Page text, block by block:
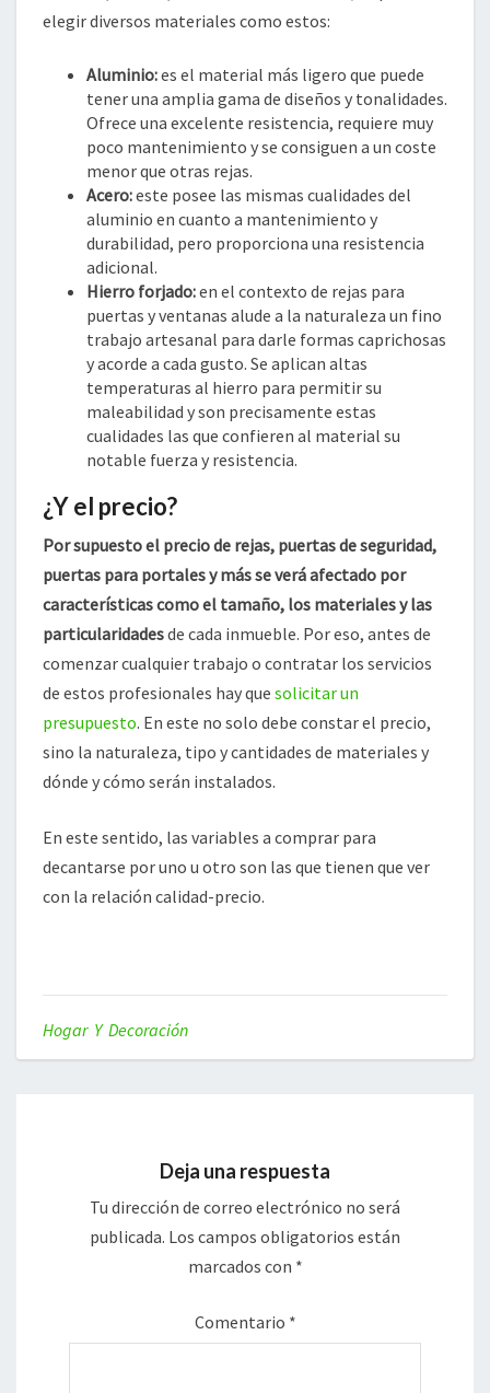
elegir diversos materiales como estos:
Aluminio:es el material más ligero que puede
tener una amplia gama de diseños y tonalidades.
Ofrece una excelente resistencia, requiere muy
poco mantenimiento y se consiguen a un coste
menor que otras rejas.
Acero:este posee las mismas cualidades del
aluminio en cuanto a mantenimiento y
durabilidad, pero proporciona una resistencia
adicional.
Hierro forjado:en el contexto de rejas para
puertas y ventanas alude a la naturaleza un fino
trabajo artesanal para darle formas caprichosas
y acorde a cada gusto. Se aplican altas
temperaturas al hierro para permitir su
maleabilidad y son precisamente estas
cualidades las que confieren al material su
notable fuerza y resistencia.
¿Y el precio?
Por supuesto el precio de rejas, puertas de seguridad,
puertas para portales y más se verá afectado por
características como el tamaño, los materiales y las
particularidadesde cada inmueble. Por eso, antes de
comenzar cualquier trabajo o contratar los servicios
de estos profesionales hay que solicitar un
presupuesto. En este no solo debe constar el precio,
sino la naturaleza, tipo y cantidades de materiales y
dónde y cómo serán instalados.
En este sentido, las variables a comprar para
decantarse por uno u otro son las que tienen que ver
con la relación calidad-precio.
Hogar Y Decoración
Deja una respuesta
Tu dirección de correo electrónico no será
publicada. Los campos obligatorios están
marcados con *
Comentario *